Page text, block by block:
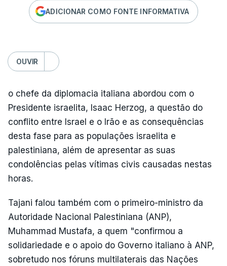
ADICIONAR COMO FONTE INFORMATIVA
OUVIR
o chefe da diplomacia italiana abordou com o
Presidente israelita, Isaac Herzog, a questão do
conflito entre Israel e o Irão e as consequências
desta fase para as populações israelita e
palestiniana, além de apresentar as suas
condolências pelas vítimas civis causadas nestas
horas.
Tajani falou também com o primeiro-ministro da
Autoridade Nacional Palestiniana (ANP),
Muhammad Mustafa, a quem "confirmou a
solidariedade e o apoio do Governo italiano à ANP,
sobretudo nos fóruns multilaterais das Nações